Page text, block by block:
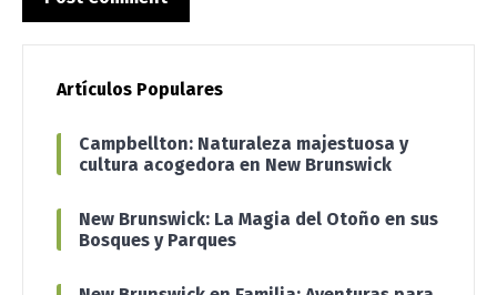
Artículos Populares
Campbellton: Naturaleza majestuosa y
cultura acogedora en New Brunswick
New Brunswick: La Magia del Otoño en sus
Bosques y Parques